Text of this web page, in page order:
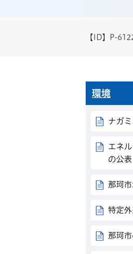
【ID】 P-
環境
ナガ
エネ
の公表
那珂
特定
那珂